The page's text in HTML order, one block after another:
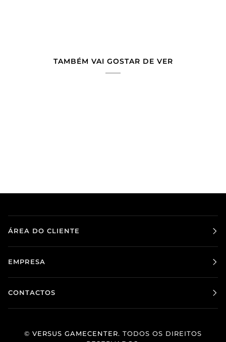
TAMBÉM VAI GOSTAR DE VER
ÁREA DO CLIENTE
EMPRESA
CONTACTOS
© VERSUS GAMECENTER. TODOS OS DIREITOS